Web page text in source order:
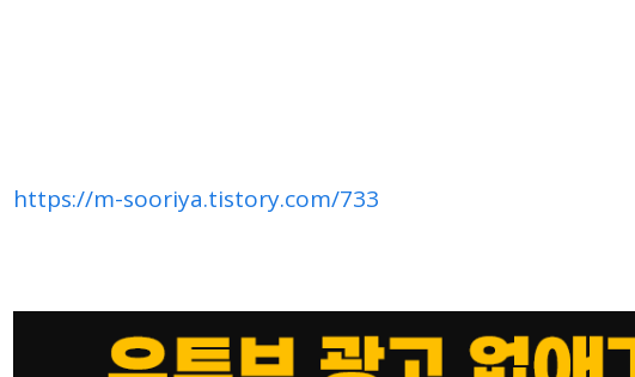
https://m-sooriya.tistory.com/733